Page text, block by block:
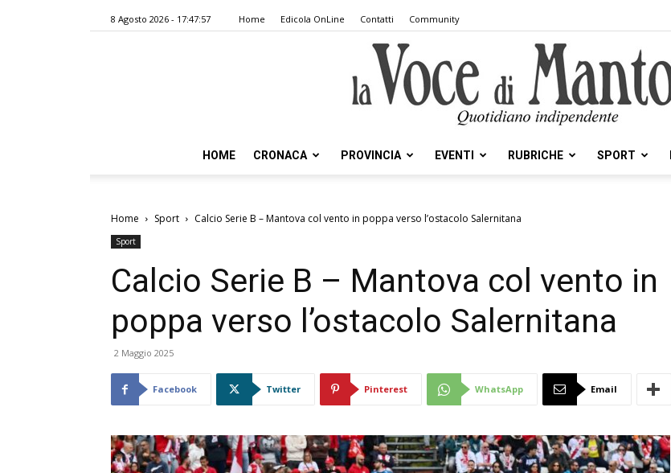
8 Agosto 2026 - 17:47:57 Home Edicola OnLine Contatti Community
Voce
HOME CRONACA PROVINCIA EVENTI RUBRICHE SPORT
Home Sport Calcio Serie B – Mantova col vento in poppa verso l’ostacolo Salernitana
Sport
Calcio Serie B – Mantova col vento in
poppa verso l’ostacolo Salernitana
2 Maggio 2025
Facebook Twitter Pinterest WhatsApp Email